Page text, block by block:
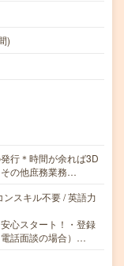
)
行＊時間が余れば3D
の他庶務業務…
スキル不要 / 英語力
心スタート！・登録
話面談の場合）…